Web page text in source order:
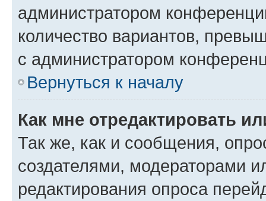
администратором
количество вариантов,
с администратором
Вернуться к началу
Как мне отредактировать
Так же, как и сообщения,
создателями, модераторами
редактирования опроса